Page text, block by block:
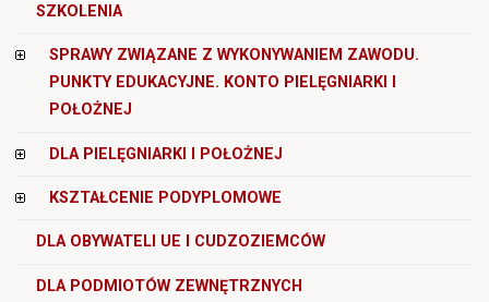
SZKOLENIA
SPRAWY ZWIĄZANE Z WYKONYWANIEM ZAWODU.
PUNKTY EDUKACYJNE. KONTO PIELĘGNIARKI I
POŁOŻNEJ
DLA PIELĘGNIARKI I POŁOŻNEJ
KSZTAŁCENIE PODYPLOMOWE
DLA OBYWATELI UE I CUDZOZIEMCÓW
DLA PODMIOTÓW ZEWNĘTRZNYCH